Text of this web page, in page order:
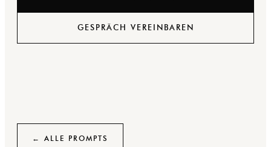
GESPRÄCH VEREINBAREN
← ALLE PROMPTS